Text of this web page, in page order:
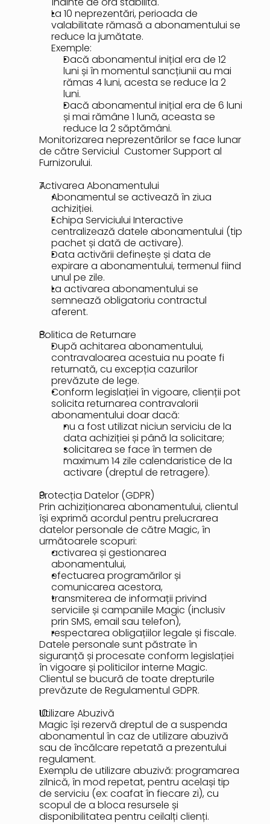
La 10 neprezentări, perioada de
valabilitate rămasă a abonamentului se
reduce la jumătate.
Exemple:
Dacă abonamentul inițial era de 12
luni și în momentul sancțiunii au mai
rămas 4 luni, acesta se reduce la 2
luni.
Dacă abonamentul inițial era de 6 luni
și mai rămâne 1 lună, aceasta se
reduce la 2 săptămâni.
Monitorizarea neprezentărilor se face lunar
de către Serviciul  Customer Support al
Furnizorului.
Activarea Abonamentului
Abonamentul se activează în ziua
achiziției.
Echipa Serviciului Interactive
centralizează datele abonamentului (tip
pachet și dată de activare).
Data activării definește și data de
expirare a abonamentului, termenul fiind
unul pe zile.
La activarea abonamentului se
semnează obligatoriu contractul
aferent.
Politica de Returnare
După achitarea abonamentului,
contravaloarea acestuia nu poate fi
returnată, cu excepția cazurilor
prevăzute de lege.
Conform legislației în vigoare, clienții pot
solicita returnarea contravalorii
abonamentului doar dacă:
nu a fost utilizat niciun serviciu de la
data achiziției și până la solicitare;
solicitarea se face în termen de
maximum 14 zile calendaristice de la
activare (dreptul de retragere).
Protecția Datelor (GDPR)
Prin achiziționarea abonamentului, clientul
își exprimă acordul pentru prelucrarea
datelor personale de către Magic, în
următoarele scopuri:
activarea și gestionarea
abonamentului,
efectuarea programărilor și
comunicarea acestora,
transmiterea de informații privind
serviciile și campaniile Magic (inclusiv
prin SMS, email sau telefon),
respectarea obligațiilor legale și fiscale.
Datele personale sunt păstrate în
siguranță și procesate conform legislației
în vigoare și politicilor interne Magic.
Clientul se bucură de toate drepturile
prevăzute de Regulamentul GDPR.
Utilizare Abuzivă
Magic își rezervă dreptul de a suspenda
abonamentul în caz de utilizare abuzivă
sau de încălcare repetată a prezentului
regulament.
Exemplu de utilizare abuzivă: programarea
zilnică, în mod repetat, pentru același tip
de serviciu (ex: coafat în fiecare zi), cu
scopul de a bloca resursele și
disponibilitatea pentru ceilalți clienți.